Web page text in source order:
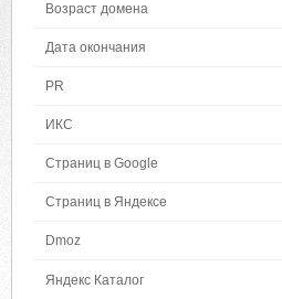
Возраст домена
Дата окончания
PR
ИКС
Страниц в Google
Страниц в Яндексе
Dmoz
Яндекс Каталог